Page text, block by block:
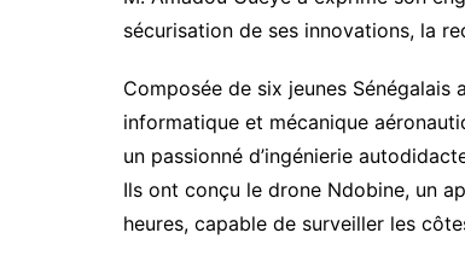
sécurisation de ses innovations, la
Composée de six jeunes
informatique et mécanique
un passionné d’ingénierie
Ils ont conçu le drone Ndobine, un
heures, capable de surveiller les